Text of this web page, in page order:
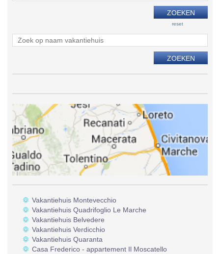
reset
Vakantiehuis Montevecchio
Vakantiehuis Quadrifoglio Le Marche
Vakantiehuis Belvedere
Vakantiehuis Verdicchio
Vakantiehuis Quaranta
Casa Frederico - appartement Il Moscatello